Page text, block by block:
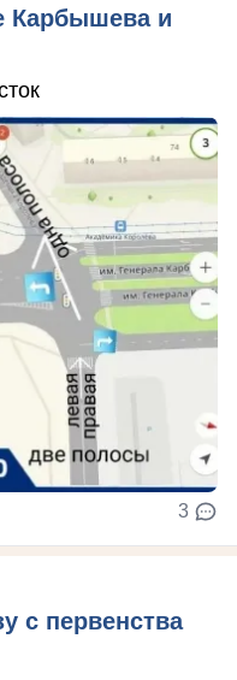
Карбышева и
3
с первенства